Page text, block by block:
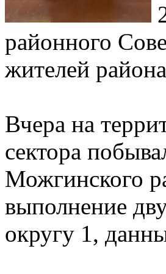
районного
жителей
Вчера на
сектора
Можгинского
выполнение
округу 1,